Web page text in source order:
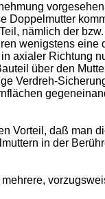
Doppelmutter
nämlich der
wenigstens eine
axialer Richtung
über den
Verdreh-
Vorteil, daß man
in der